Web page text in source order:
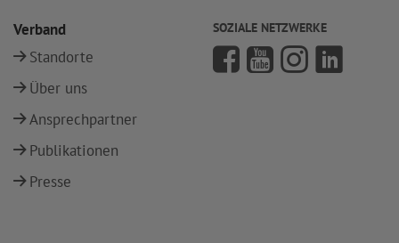
Verband
Standorte
Über uns
Ansprechpartner
Publikationen
Presse
SOZIALE NETZWERKE